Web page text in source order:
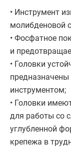
• Инструмент
молибденовой
• Фосфатное
и
• Головки
инструментом;
• Головки
для работы со
углубленной
крепежа в